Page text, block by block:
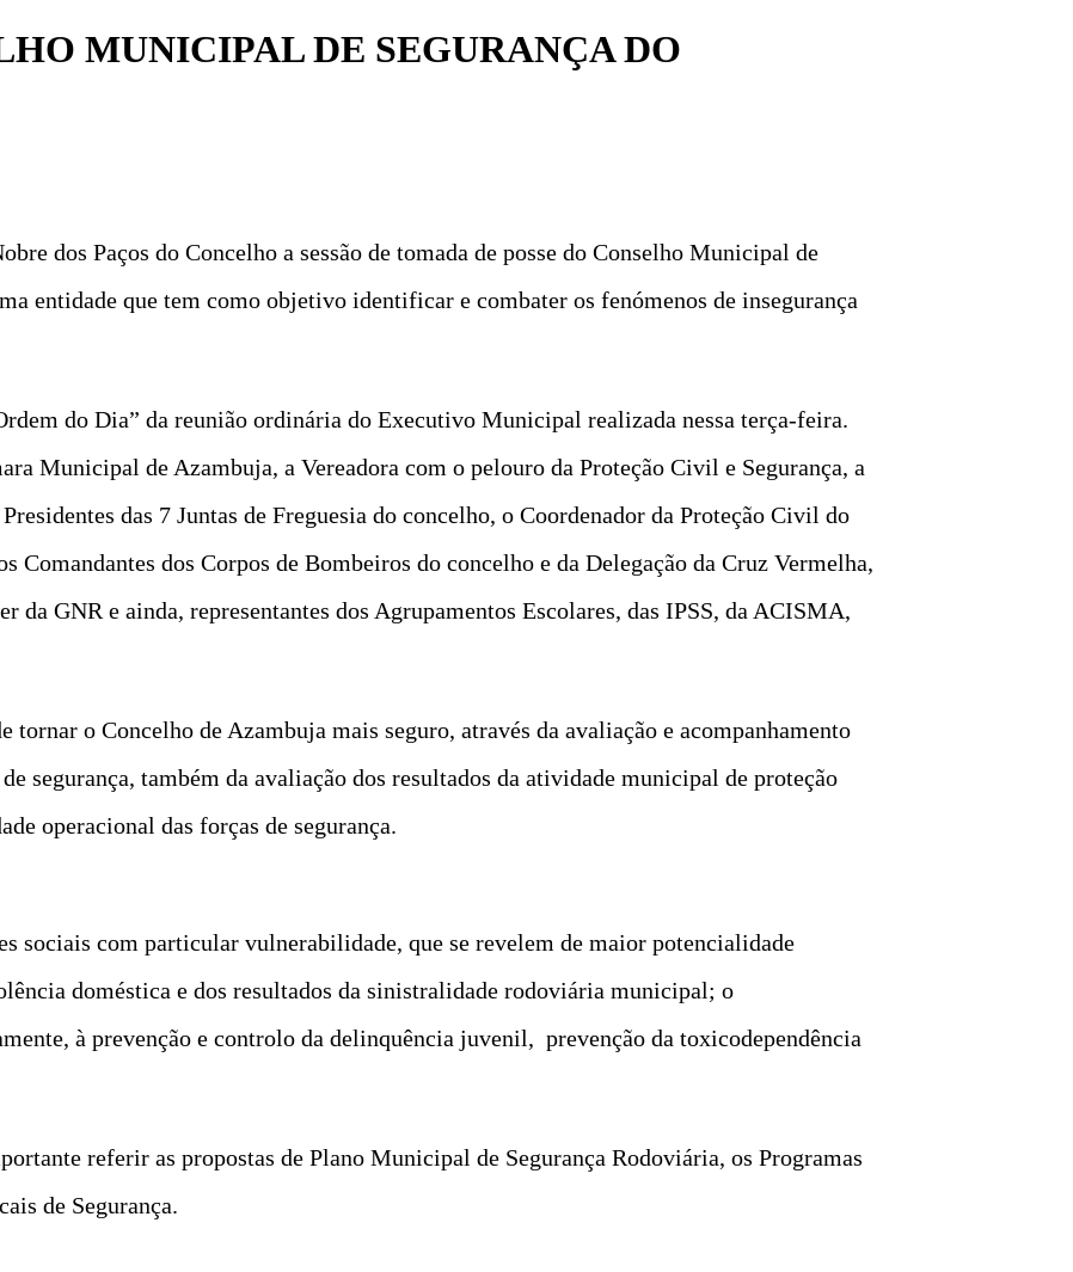
MUNICIPAL DE SEGURANÇA DO
dos Paços do Concelho a sessão de tomada de posse do Conselho Municipal de
entidade que tem como objetivo identificar e combater os fenómenos de insegurança
do Dia” da reunião ordinária do Executivo Municipal realizada nessa terça-feira.
Municipal de Azambuja, a Vereadora com o pelouro da Proteção Civil e Segurança, a
das 7 Juntas de Freguesia do concelho, o Coordenador da Proteção Civil do
dos Corpos de Bombeiros do concelho e da Delegação da Cruz Vermelha,
da GNR e ainda, representantes dos Agrupamentos Escolares, das IPSS, da ACISMA,
o Concelho de Azambuja mais seguro, através da avaliação e acompanhamento
segurança, também da avaliação dos resultados da atividade municipal de proteção
operacional das forças de segurança.
sociais com particular vulnerabilidade, que se revelem de maior potencialidade
doméstica e dos resultados da sinistralidade rodoviária municipal; o
à prevenção e controlo da delinquência juvenil, prevenção da toxicodependência
referir as propostas de Plano Municipal de Segurança Rodoviária, os Programas
de Segurança.